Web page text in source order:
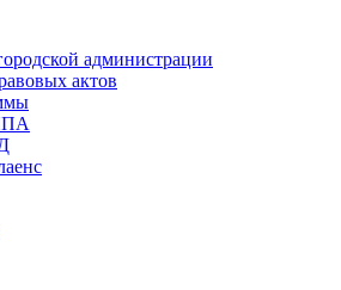
администрации
актов